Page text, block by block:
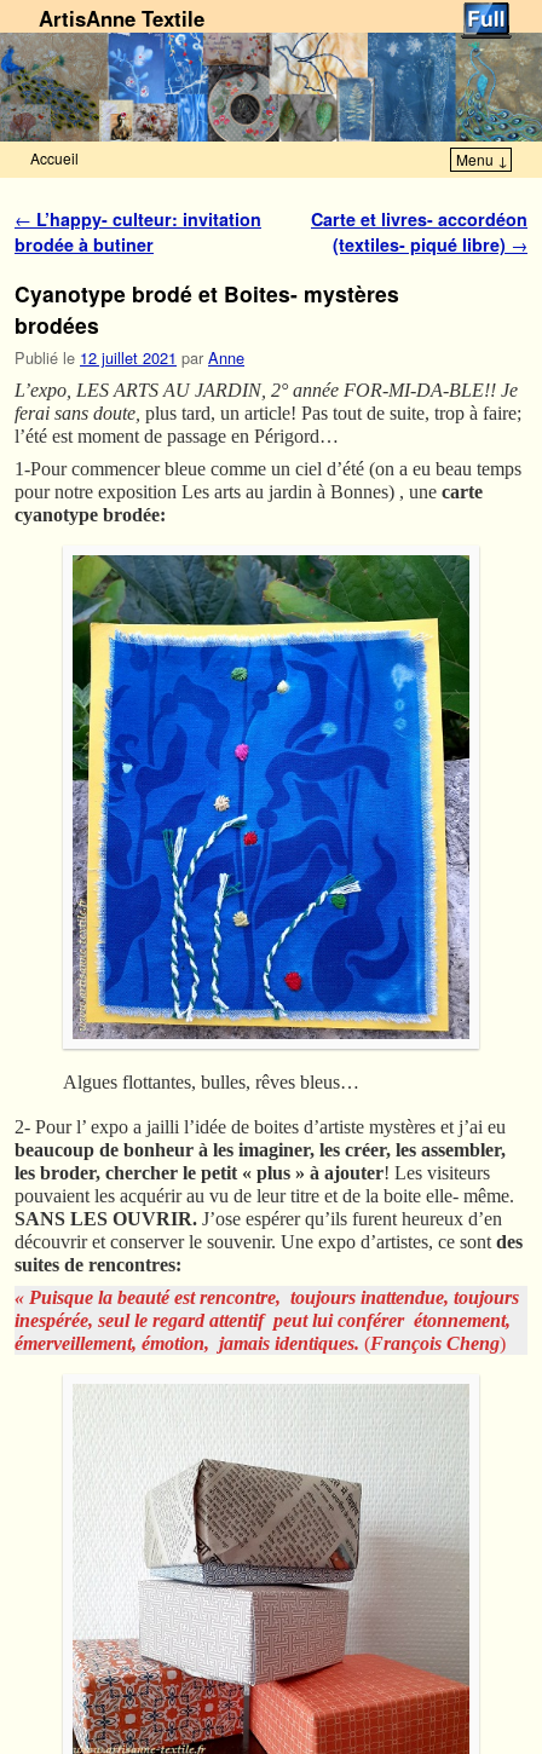
ArtisAnne Textile
Accueil Menu ↓
Navigation des articles
← L’happy- culteur: invitation
brodée à butiner
Carte et livres- accordéon
(textiles- piqué libre) →
Cyanotype brodé et Boites- mystères
brodées
Publié le 12 juillet 2021 par Anne
L’expo, LES ARTS AU JARDIN, 2° année FOR-MI-DA-BLE!! Je
ferai sans doute, plus tard, un article! Pas tout de suite, trop à faire;
l’été est moment de passage en Périgord…
1-Pour commencer bleue comme un ciel d’été (on a eu beau temps
pour notre exposition Les arts au jardin à Bonnes) , une carte
cyanotype brodée:
Algues flottantes, bulles, rêves bleus…
2- Pour l’ expo a jailli l’idée de boites d’artiste mystères et j’ai eu
beaucoup de bonheur à les imaginer, les créer, les assembler,
les broder, chercher le petit « plus » à ajouter! Les visiteurs
pouvaient les acquérir au vu de leur titre et de la boite elle- même.
SANS LES OUVRIR. J’ose espérer qu’ils furent heureux d’en
découvrir et conserver le souvenir. Une expo d’artistes, ce sont des
suites de rencontres:
« Puisque la beauté est rencontre, toujours inattendue, toujours
inespérée, seul le regard attentif peut lui conférer étonnement,
émerveillement, émotion, jamais identiques. (François Cheng)